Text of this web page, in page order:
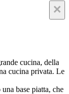
×
cucina, della
cucina privata. Le
base piatta, che